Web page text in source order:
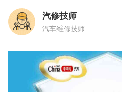
汽修技师
汽车维修技师